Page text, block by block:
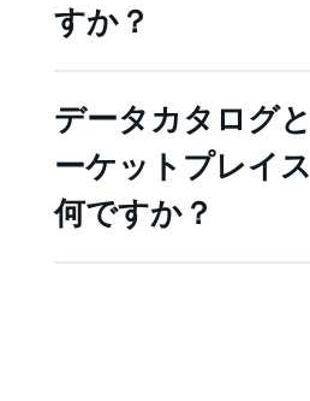
すか？
データカタログ
ーケットプレイ
何ですか？